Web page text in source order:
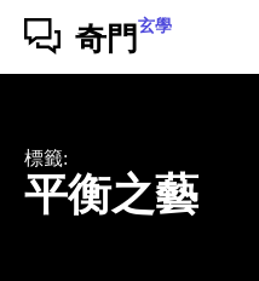
奇門 玄學
標籤:
平衡之藝